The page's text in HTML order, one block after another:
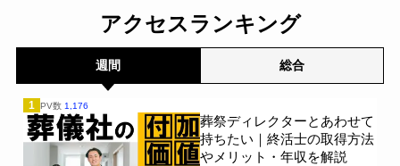
アクセスランキング
週間 総合
1 PV数 1,176
葬祭ディレクターとあわせて
持ちたい｜終活士の取得方法
やメリット・年収を解説